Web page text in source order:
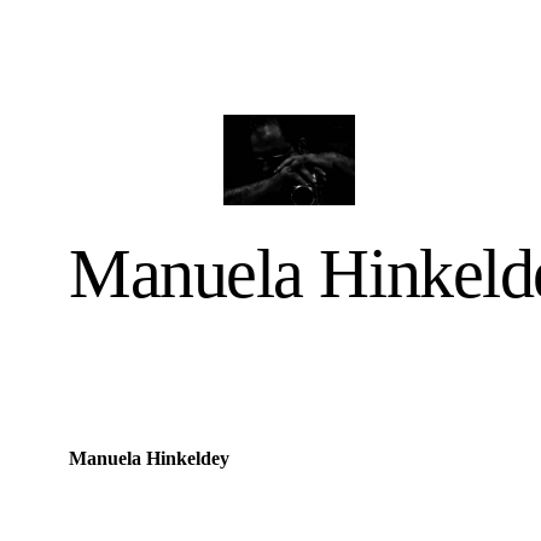
Manuela
Manuela Hinkeldey